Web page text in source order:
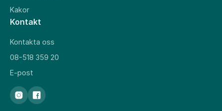
Kakor
Kontakt
Kontakta oss
08-518 359 20
E-post